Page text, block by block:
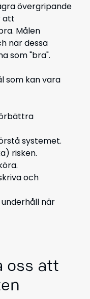
övergripande
att
Målen
när dessa
som "bra".
som kan vara
systemet.
risken.
och
när
oss att